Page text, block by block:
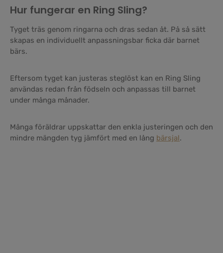
Hur fungerar en Ring Sling?
Tyget träs genom ringarna och dras sedan åt. På så sätt
skapas en individuellt anpassningsbar ficka där barnet
bärs.
Eftersom tyget kan justeras steglöst kan en Ring Sling
användas redan från födseln och anpassas till barnet
under många månader.
Många föräldrar uppskattar den enkla justeringen och den
mindre mängden tyg jämfört med en lång bärsjal.